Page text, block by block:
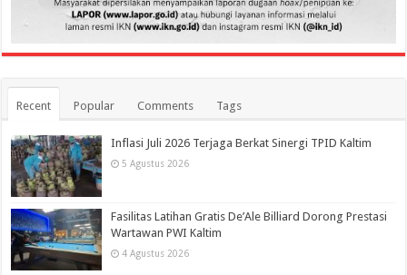
Recent Popular Comments Tags
Inflasi Juli 2026 Terjaga Berkat Sinergi TPID Kaltim
5 Agustus 2026
Fasilitas Latihan Gratis De’Ale Billiard Dorong Prestasi
Wartawan PWI Kaltim
4 Agustus 2026